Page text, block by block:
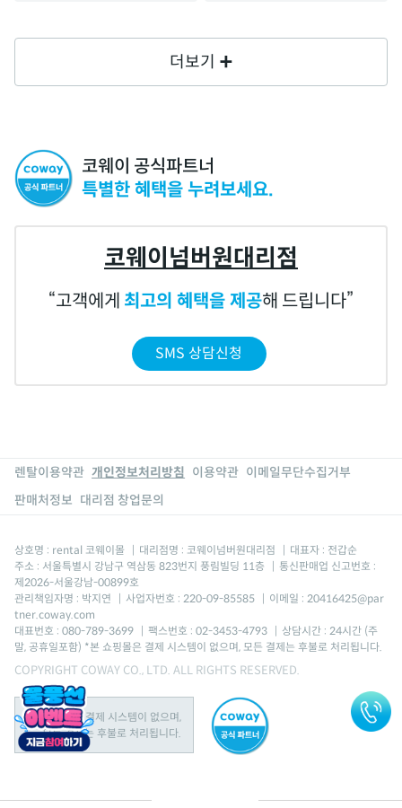
더보기
코웨이 공식파트너
특별한 혜택을 누려보세요.
코웨이넘버원대리점
고객에게 최고의 혜택을 제공해 드립니다
SMS 상담신청
렌탈이용약관 개인정보처리방침 이용약관 이메일무단수집거부
판매처정보 대리점 창업문의
상호명 : rental 코웨이몰 대리점명 : 코웨이넘버원대리점
대표자 : 전갑순
주소 : 서울특별시 강남구 역삼동 823번지 풍림빌딩 11층
통신판매업 신고번호 :
제2026-서울강남-00899호
관리책임자명 : 박지연
사업자번호 : 220-09-85585
이메일 : 20416425@par
tner.coway.com
대표번호 : 080-789-3699
팩스번호 : 02-3453-4793
상담시간 : 24시간 (주
말, 공휴일포함) *본 쇼핑몰은 결제 시스템이 없으며, 모든 결제는 후불로 처리됩니다.
COPYRIGHT COWAY CO., LTD. ALL RIGHTS RESERVED.
본 쇼핑몰은 결제 시스템이 없으며,
모든 결제는 후불로 처리됩니다.